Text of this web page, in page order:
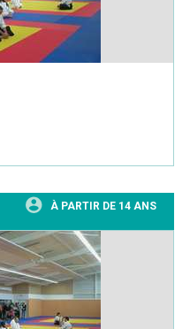
À PARTIR DE 14 ANS